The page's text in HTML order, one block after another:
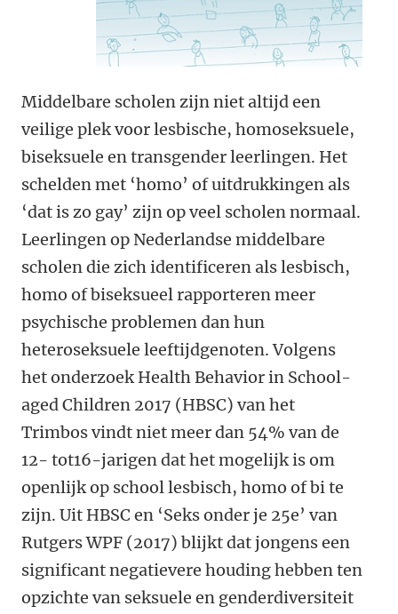
Middelbare scholen zijn niet altijd een
veilige plek voor lesbische, homoseksuele,
biseksuele en transgender leerlingen. Het
schelden met ‘homo’ of uitdrukkingen als
‘dat is zo gay’ zijn op veel scholen normaal.
Leerlingen op Nederlandse middelbare
scholen die zich identificeren als lesbisch,
homo of biseksueel rapporteren meer
psychische problemen dan hun
heteroseksuele leeftijdgenoten. Volgens
het onderzoek Health Behavior in School-
aged Children 2017 (HBSC) van het
Trimbos vindt niet meer dan 54% van de
12- tot16-jarigen dat het mogelijk is om
openlijk op school lesbisch, homo of bi te
zijn. Uit HBSC en ‘Seks onder je 25e’ van
Rutgers WPF (2017) blijkt dat jongens een
significant negatievere houding hebben ten
opzichte van seksuele en genderdiversiteit